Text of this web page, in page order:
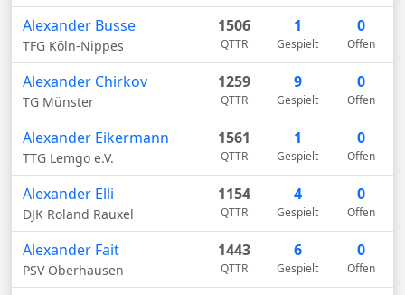
Alexander Busse
TFG Köln-Nippes
1506
QTTR
1
Gespielt
0
Offen
Alexander Chirkov
TG Münster
1259
QTTR
9
Gespielt
0
Offen
Alexander Eikermann
TTG Lemgo e.V.
1561
QTTR
1
Gespielt
0
Offen
Alexander Elli
DJK Roland Rauxel
1154
QTTR
4
Gespielt
0
Offen
Alexander Fait
PSV Oberhausen
1443
QTTR
6
Gespielt
0
Offen